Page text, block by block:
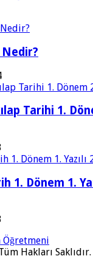
Tarihi 1.
1. Dönem 1.
Öğretmeni
Hakları Saklıdır.